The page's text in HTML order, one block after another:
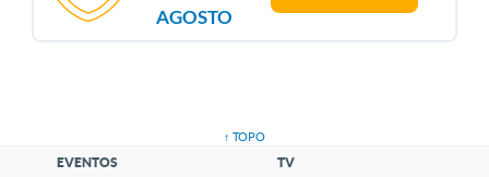
AGOSTO
↑ TOPO
EVENTOS TV